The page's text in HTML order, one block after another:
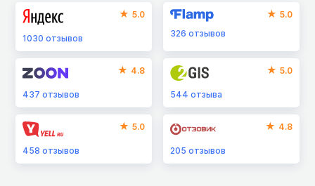
5.0
1030 отзывов
5.0
326отзывов
4.8
437 отзывов
5.0
544отзыва
5.0
458 отзывов
4.8
205отзывов